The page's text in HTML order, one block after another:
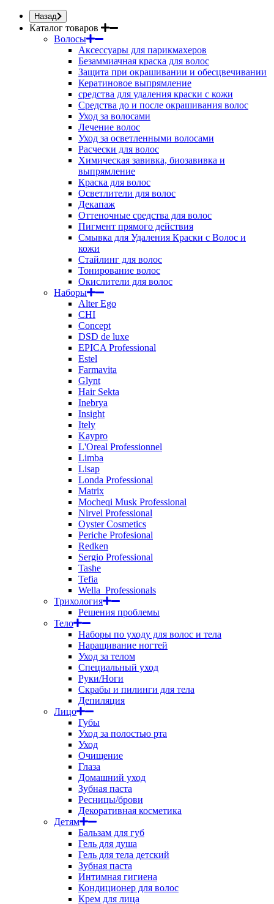
Назад
Каталог товаров
Волосы
Аксессуары для парикмахеров
Безаммиачная краска для волос
Защита при окрашивании и обесцвечивании
Кератиновое выпрямление
средства для удаления краски с кожи
Средства до и после окрашивания волос
Уход за волосами
Лечение волос
Уход за осветленными волосами
Расчески для волос
Химическая завивка, биозавивка и
выпрямление
Краска для волос
Осветлители для волос
Декапаж
Оттеночные средства для волос
Пигмент прямого действия
Смывка для Удаления Краски с Волос и
кожи
Стайлинг для волос
Тонирование волос
Окислители для волос
Наборы
Alter Ego
CHI
Concept
DSD de luxe
EPICA Professional
Estel
Farmavita
Glynt
Hair Sekta
Inebrya
Insight
Itely
Kaypro
L'Oreal Professionnel
Limba
Lisap
Londa Professional
Matrix
Mocheqi Musk Professional
Nirvel Professional
Oyster Cosmetics
Periche Profesional
Redken
Sergio Professional
Tashe
Tefia
Wella_Professionals
Трихология
Решения проблемы
Тело
Наборы по уходу для волос и тела
Наращивание ногтей
Уход за телом
Специальный уход
Руки/Ноги
Скрабы и пилинги для тела
Депиляция
Лицо
Губы
Уход за полостью рта
Уход
Очищение
Глаза
Домашний уход
Зубная паста
Ресницы/брови
Декоративная косметика
Детям
Бальзам для губ
Гель для душа
Гель для тела детский
Зубная паста
Интимная гигиена
Кондиционер для волос
Крем для лица